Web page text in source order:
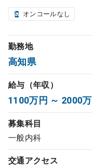
非常勤検索 アルバイト
スポット検索 アルバイ
DtoDの転職・
成功事例
転職ノウハウ
オンコールなし
勤務地
高知県
給与（年収）
1100万円 ～ 2000
募集科目
一般内科
交通アクセス